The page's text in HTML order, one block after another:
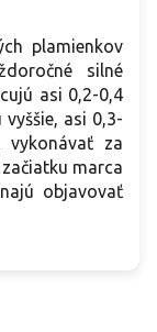
plamienkov
silné
asi 0,2-0,4
asi 0,3-
za
marca
objavovať